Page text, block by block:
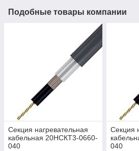
Подобные товары компании
Секция нагревательная
кабельная 20НСКТ3-0660-
040
Секция
040